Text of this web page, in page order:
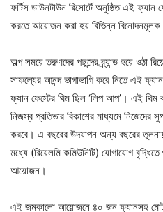
ফর্টিস ডাউনটাউন রিসোর্টে অনুষ্ঠিত এই ফ্যান
করতে আয়োজন করা হয় বিভিন্ন বিনোদনমূলক
অল্প সময়ে তরুণদের পছন্দের ব্র্যান্ড হয়ে ওঠা
সাফল্যের আনন্দ ভাগাভাগি করে নিতে এই
ফ্যান ফেস্টের থিম ছিল ‘লিপ আপ’। এই থিম
নিজস্ব প্রতিভার বিকাশের মাধ্যমে
করবে। এ বছরের উদযাপন অন্য বছরের
মধ্যে (রিয়েলমি কমিউনিটি) যোগাযোগ
আয়োজন।
এই জমকালো আয়োজনে ৪০ জন ফ্যানসহ